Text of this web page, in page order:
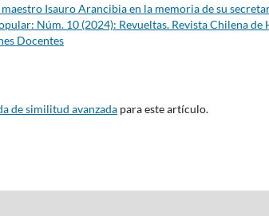
Isauro Arancibia en la memoria de su
Núm. 10 (2024): Revueltas. Revista Chilena
Docentes
de similitud avanzada para este artículo.